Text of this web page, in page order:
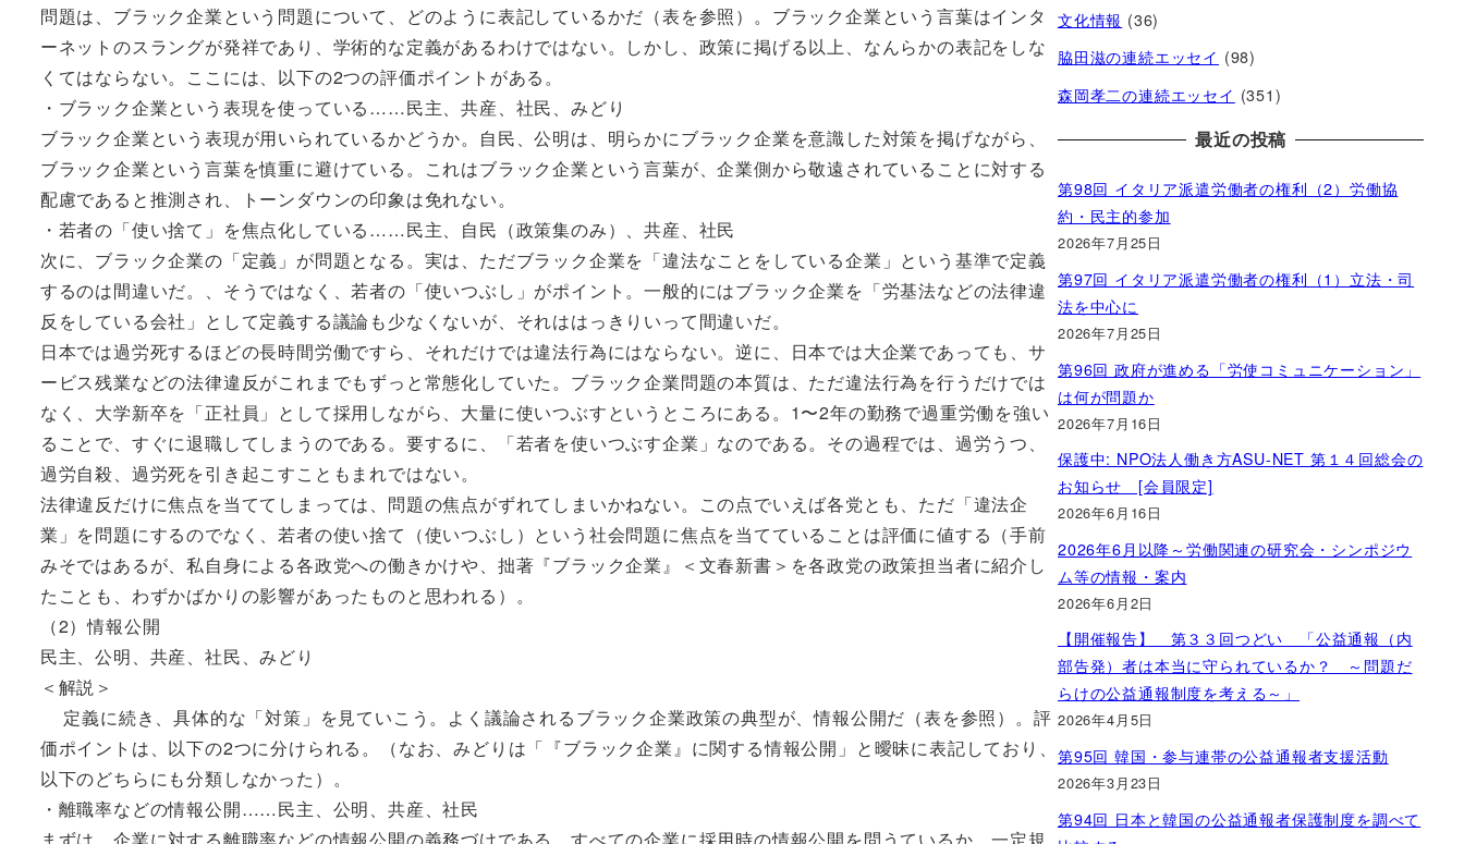
問題は、ブラック企業という問題について、どのように表記しているかだ（表を参照）。ブラック企業という言葉はインタ
ーネットのスラングが発祥であり、学術的な定義があるわけではない。しかし、政策に掲げる以上、なんらかの表記をしな
くてはならない。ここには、以下の2つの評価ポイントがある。
・ブラック企業という表現を使っている……民主、共産、社民、みどり
ブラック企業という表現が用いられているかどうか。自民、公明は、明らかにブラック企業を意識した対策を掲げながら、
ブラック企業という言葉を慎重に避けている。これはブラック企業という言葉が、企業側から敬遠されていることに対する
配慮であると推測され、トーンダウンの印象は免れない。
・若者の「使い捨て」を焦点化している……民主、自民（政策集のみ）、共産、社民
次に、ブラック企業の「定義」が問題となる。実は、ただブラック企業を「違法なことをしている企業」という基準で定義
するのは間違いだ。、そうではなく、若者の「使いつぶし」がポイント。一般的にはブラック企業を「労基法などの法律違
反をしている会社」として定義する議論も少なくないが、それははっきりいって間違いだ。
日本では過労死するほどの長時間労働ですら、それだけでは違法行為にはならない。逆に、日本では大企業であっても、サ
ービス残業などの法律違反がこれまでもずっと常態化していた。ブラック企業問題の本質は、ただ違法行為を行うだけでは
なく、大学新卒を「正社員」として採用しながら、大量に使いつぶすというところにある。1〜2年の勤務で過重労働を強い
ることで、すぐに退職してしまうのである。要するに、「若者を使いつぶす企業」なのである。その過程では、過労うつ、
過労自殺、過労死を引き起こすこともまれではない。
法律違反だけに焦点を当ててしまっては、問題の焦点がずれてしまいかねない。この点でいえば各党とも、ただ「違法企
業」を問題にするのでなく、若者の使い捨て（使いつぶし）という社会問題に焦点を当てていることは評価に値する（手前
みそではあるが、私自身による各政党への働きかけや、拙著『ブラック企業』＜文春新書＞を各政党の政策担当者に紹介し
たことも、わずかばかりの影響があったものと思われる）。
（2）情報公開
民主、公明、共産、社民、みどり
＜解説＞
定義に続き、具体的な「対策」を見ていこう。よく議論されるブラック企業政策の典型が、情報公開だ（表を参照）。評
価ポイントは、以下の2つに分けられる。（なお、みどりは「『ブラック企業』に関する情報公開」と曖昧に表記しており、
以下のどちらにも分類しなかった）。
・離職率などの情報公開……民主、公明、共産、社民
文化情報 (36)
脇田滋の連続エッセイ (98)
森岡孝二の連続エッセイ (351)
最近の投稿
第98回 イタリア派遣労働者の権利（2）労働協
約・民主的参加
2026年7月25日
第97回 イタリア派遣労働者の権利（1）立法・司
法を中心に
2026年7月25日
第96回 政府が進める「労使コミュニケーション」
は何が問題か
2026年7月16日
保護中: NPO法人働き方ASU-NET 第１４回総会の
お知らせ [会員限定]
2026年6月16日
2026年6月以降～労働関連の研究会・シンポジウ
ム等の情報・案内
2026年6月2日
【開催報告】 第３３回つどい 「公益通報（内
部告発）者は本当に守られているか？ ～問題だ
らけの公益通報制度を考える～」
2026年4月5日
第95回 韓国・参与連帯の公益通報者支援活動
2026年3月23日
第94回 日本と韓国の公益通報者保護制度を調べて